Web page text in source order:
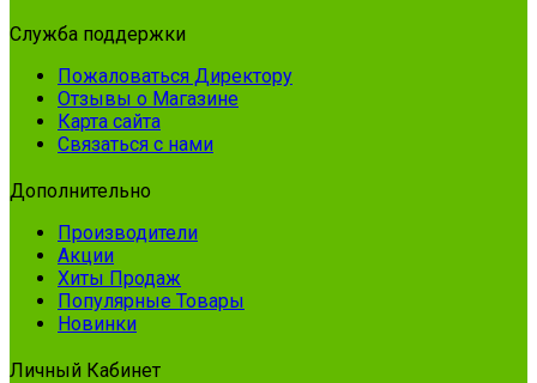
Служба поддержки
Пожаловаться Директору
Отзывы о Магазине
Карта сайта
Связаться с нами
Дополнительно
Производители
Акции
Хиты Продаж
Популярные Товары
Новинки
Личный Кабинет